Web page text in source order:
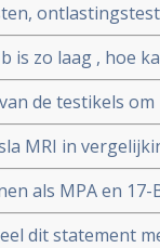
En kan ik die
is zo laag , hoe
de testikels
MRI in
als MPA en
dit statement